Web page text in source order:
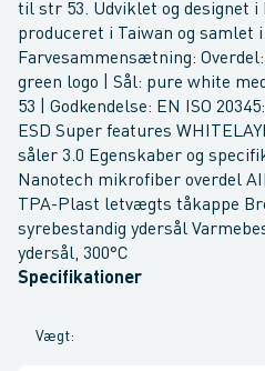
til str 53. Udviklet og designet i
produceret i Taiwan og samlet
Farvesammensætning:
green logo | Sål: pure white
53 | Godkendelse: EN ISO
ESD Super features
såler 3.0 Egenskaber og
Nanotech mikrofiber overdel
TPA-Plast letvægts tåkappe
syrebestandig ydersål
ydersål, 300°C
Specifikationer
Vægt: